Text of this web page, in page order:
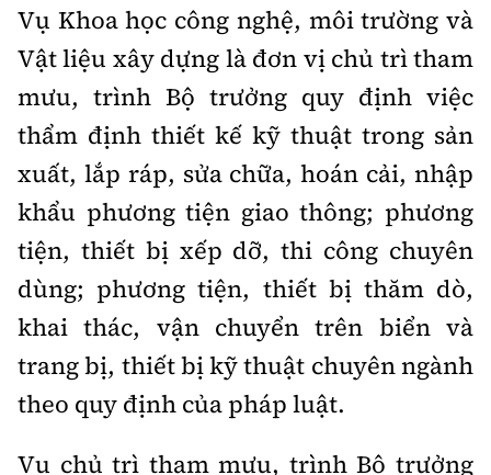
Vụ Khoa học công nghệ, môi trường và
Vật liệu xây dựng là đơn vị chủ trì tham
mưu, trình Bộ trưởng quy định việc
thẩm định thiết kế kỹ thuật trong sản
xuất, lắp ráp, sửa chữa, hoán cải, nhập
khẩu phương tiện giao thông; phương
tiện, thiết bị xếp dỡ, thi công chuyên
dùng; phương tiện, thiết bị thăm dò,
khai thác, vận chuyển trên biển và
trang bị, thiết bị kỹ thuật chuyên ngành
theo quy định của pháp luật.
Vụ chủ trì tham mưu, trình Bộ trưởng